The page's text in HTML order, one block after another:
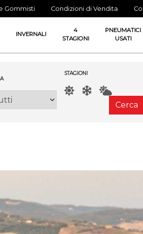
Gommisti Condizioni di Vendita
INVERNALI
4
STAGIONI
PNEUMATICI
USATI
STAGIONI
Cerca